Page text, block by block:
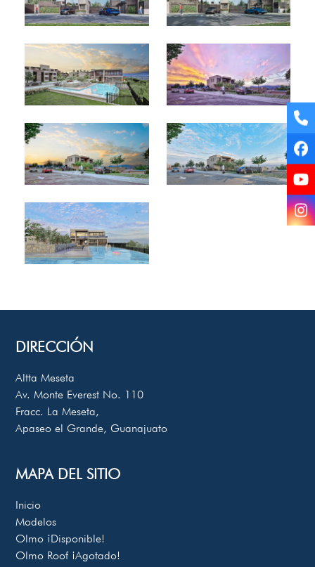
DIRECCIÓN
Altta Meseta
Av. Monte Everest No. 110
Fracc. La Meseta,
Apaseo el Grande, Guanajuato
MAPA DEL SITIO
Inicio
Modelos
Olmo ¡Disponible!
Olmo Roof ¡Agotado!